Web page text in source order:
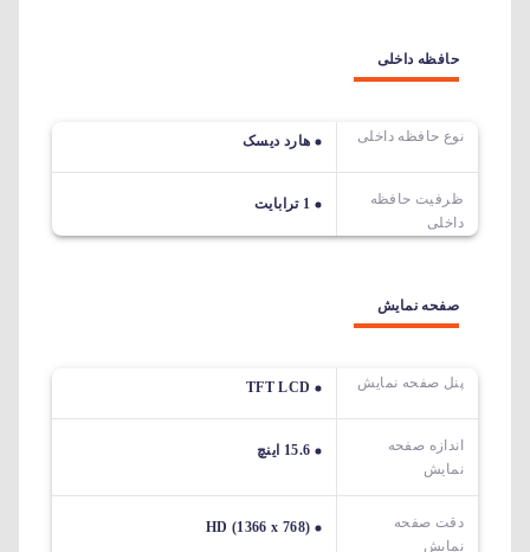
حافظه داخلی
نوع حافظه داخلی هارد دیسک
ظرفیت حافظه
داخلی
1 ترابایت
صفحه نمایش
پنل صفحه نمایش TFT LCD
اندازه صفحه
نمایش
15.6 اینچ
دقت صفحه
نمایش
HD (1366 x 768)